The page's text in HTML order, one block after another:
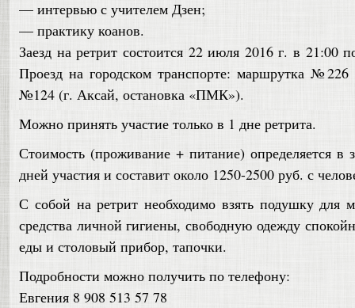
— интервью с учителем Дзен;
— практику коанов.
Заезд на ретрит состоится 22 июля 2016 г. в 21:00
Проезд на городском транспорте: маршрутка
№124 (г. Аксай, остановка «ПМК»).
Можно принять участие только в 1 дне ретрита.
Стоимость (проживание + питание) определяется в
дней участия и составит около 1250-2500 руб. с
С собой на ретрит необходимо взять подушку для
средства личной гигиены, свободную одежду
еды и столовый прибор, тапочки.
Подробности можно получить по телефону:
Евгения 8 908 513 57 78